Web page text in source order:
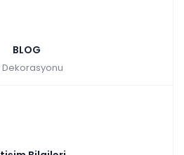
BLOG
Dekorasyonu